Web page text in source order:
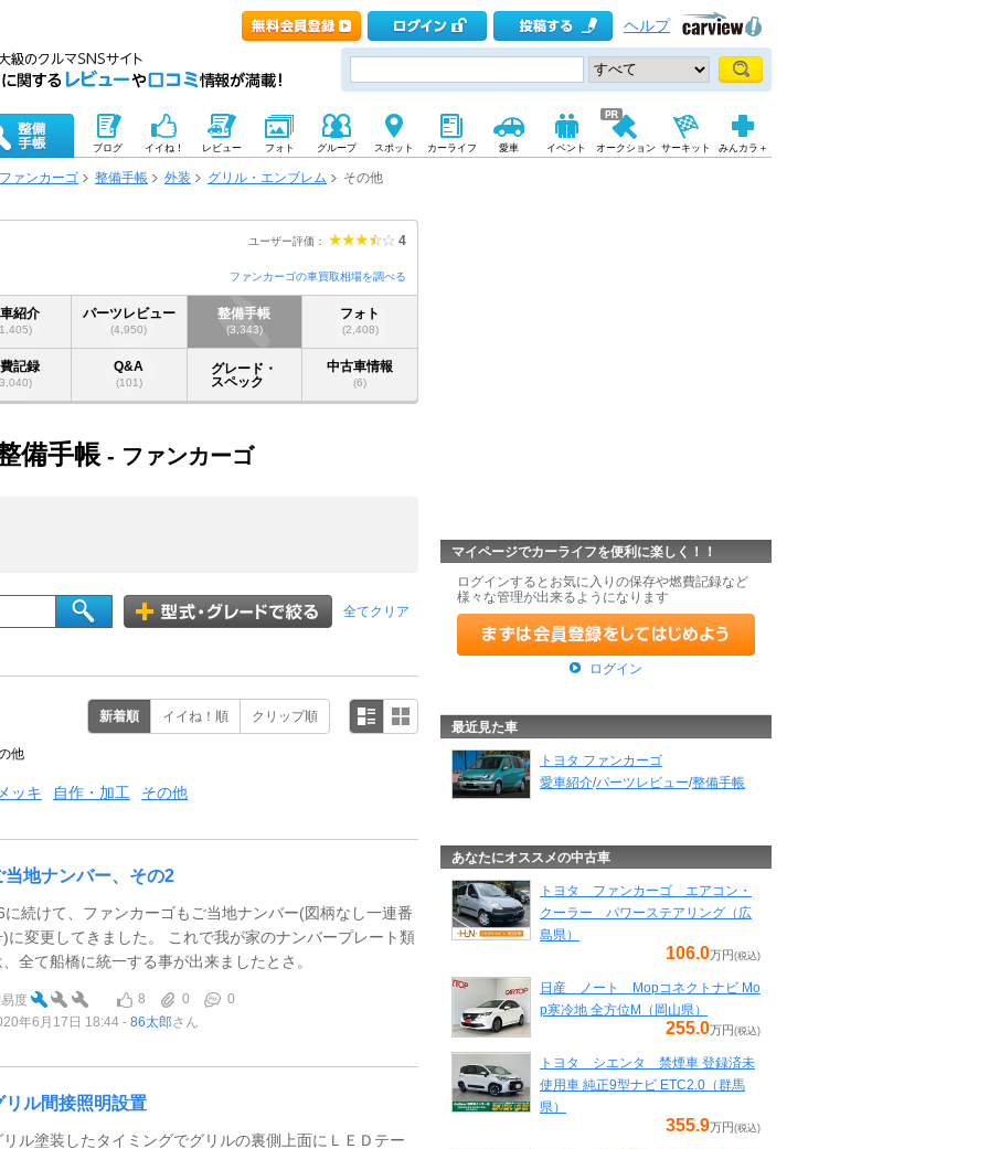
ヘルプ
ブログ イイね！ レビュー フォト グループ スポット カーライフ 愛車 イベント オークション サーキット みんカラ＋
ファンカーゴ 整備手帳 外装 グリル・エンブレム その他
ユーザー評価： 4
ファンカーゴの車買取相場を調べる
紹介 パーツレビュー
(4,950)
整備手帳
(3,343)
フォト
(2,408)
記録 Q&A
(101)
グレード・
スペック
中古車情報
(6)
備手帳 - ファンカーゴ
全てクリア
新着順 イイね！順 クリップ順
他
ッキ 自作・加工 その他
当地ナンバー、その2
に続けて、ファンカーゴもご当地ナンバー(図柄なし一連番
)に変更してきました。 これで我が家のナンバープレート類
、全て船橋に統一する事が出来ましたとさ。
度 8 0
0
年6月17日 18:44
86太郎さん
リル間接照明設置
リル塗装したタイミングでグリルの裏側上面にＬＥＤテー
マイページでカーライフを便利に楽しく！！
ログインするとお気に入りの保存や燃費記録など
様々な管理が出来るようになります
ログイン
最近見た車
トヨタ ファンカーゴ
愛車紹介/パーツレビュー/整備手帳
あなたにオススメの中古車
トヨタ ファンカーゴ エアコン・
クーラー パワーステアリング（広
島県）
106.0万円 (税込)
日産 ノート Mopコネクトナビ Mo
p寒冷地 全方位M（岡山県）
255.0万円 (税込)
トヨタ シエンタ 禁煙車 登録済未
使用車 純正9型ナビ ETC2.0（群馬
県）
355.9万円 (税込)